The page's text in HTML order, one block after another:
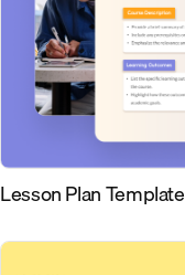
Lesson Plan Template